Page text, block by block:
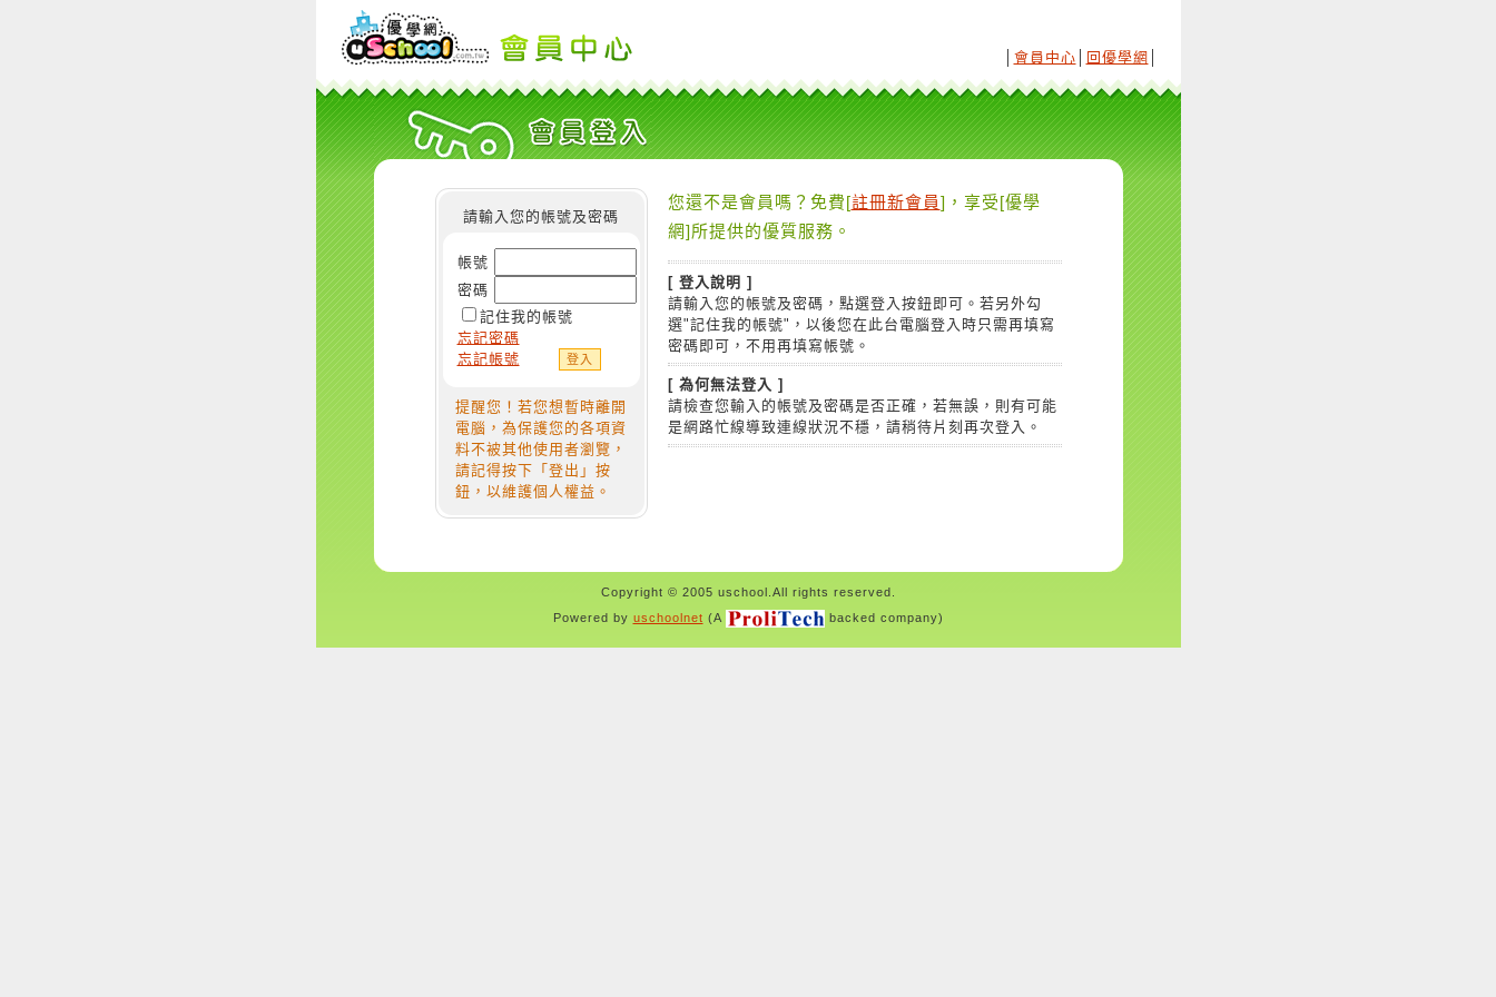
會員中心 回優學網
請輸入您的帳號及密碼
帳號
密碼
記住我的帳號
忘記密碼
忘記帳號
提醒您！若您想暫時離開
電腦，為保護您的各項資
料不被其他使用者瀏覽，
請記得按下「登出」按
鈕，以維護個人權益。
您還不是會員嗎？免費[註冊新會員]，享受[優學
網]所提供的優質服務。
[ 登入說明 ]
請輸入您的帳號及密碼，點選登入按鈕即可。若另外勾
選"記住我的帳號"，以後您在此台電腦登入時只需再填寫
密碼即可，不用再填寫帳號。
[ 為何無法登入 ]
請檢查您輸入的帳號及密碼是否正確，若無誤，則有可能
是網路忙線導致連線狀況不穩，請稍待片刻再次登入。
Copyright © 2005 uschool.All rights reserved.
Powered by uschoolnet (A backed company)